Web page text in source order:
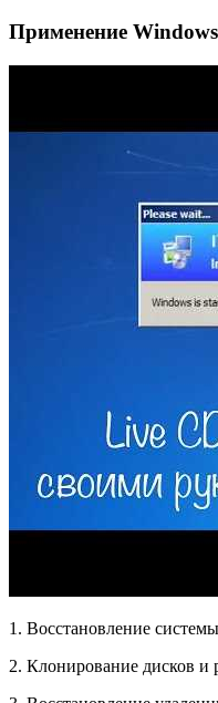
Применение
1. Восстановление
2. Клонирование дисков и